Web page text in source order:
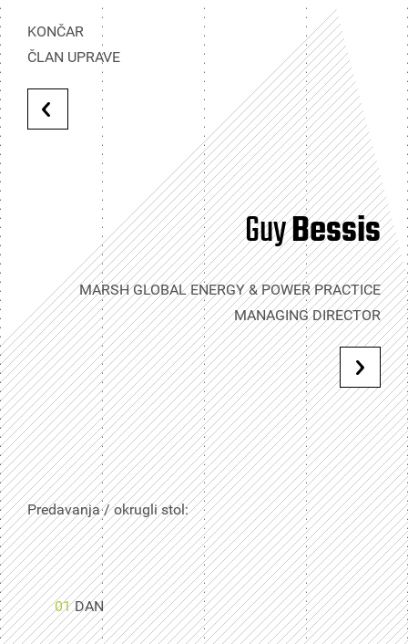
KONČAR
ČLAN UPRAVE
GuyBessis
MARSH GLOBAL ENERGY & POWER PRACTICE
MANAGING DIRECTOR
Predavanja / okrugli stol:
01DAN